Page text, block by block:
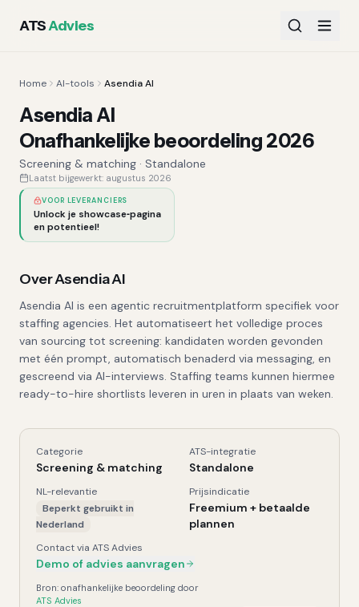
ATSAdvies
Home AI-tools Asendia AI
Asendia AI
Onafhankelijke beoordeling 2026
Screening & matching · Standalone
Laatst bijgewerkt: augustus 2026
VOOR LEVERANCIERS
Unlock je showcase‑pagina
en potentieel!
OverAsendia AI
Asendia AI is een agentic recruitmentplatform specifiek voor
staffing agencies. Het automatiseert het volledige proces
van sourcing tot screening: kandidaten worden gevonden
met één prompt, automatisch benaderd via messaging, en
gescreend via AI-interviews. Staffing teams kunnen hiermee
ready-to-hire shortlists leveren in uren in plaats van weken.
Asendia AI
Categorie
Screening & matching
ATS-integratie
Standalone
NL-relevantie
Beperkt gebruikt in
Nederland
Prijsindicatie
Freemium + betaalde
plannen
Contact via ATS Advies
Demo of advies aanvragen
Bron: onafhankelijke beoordeling door
ATS Advies